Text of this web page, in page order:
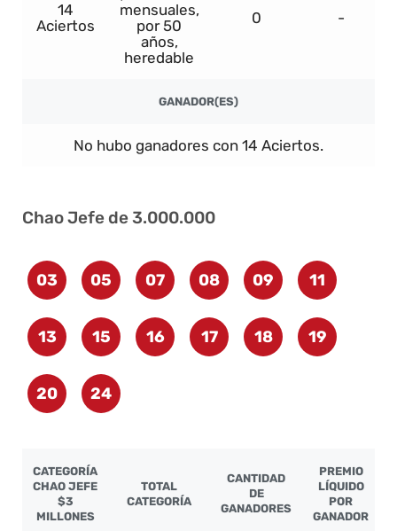
14
Aciertos
mensuales,
por 50
años,
heredable
0 -
GANADOR(ES)
No hubo ganadores con 14 Aciertos.
Chao Jefe de 3.000.000
03 05 07 08 09 11
13 15 16 17 18 19
20 24
CATEGORÍA
CHAO JEFE
$3
MILLONES
TOTAL
CATEGORÍA
CANTIDAD
DE
GANADORES
PREMIO
LÍQUIDO
POR
GANADOR